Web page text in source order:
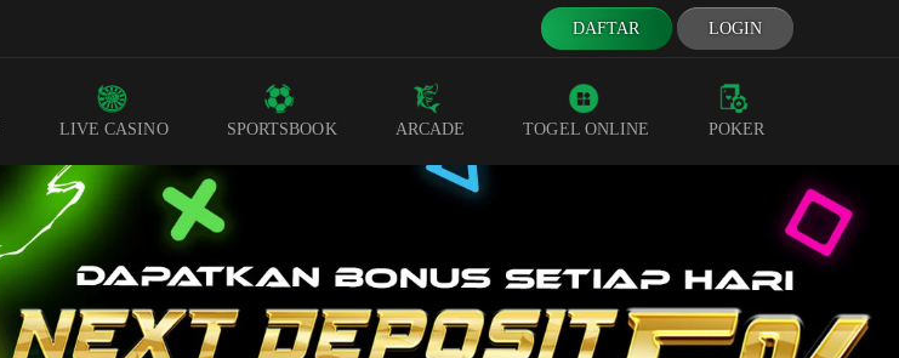
DAFTAR LOGIN
LIVE CASINO SPORTSBOOK ARCADE TOGEL ONLINE POKER